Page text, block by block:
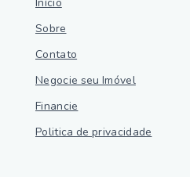
Sobre
Contato
Negocie seu Imóvel
Financie
Politica de privacidade